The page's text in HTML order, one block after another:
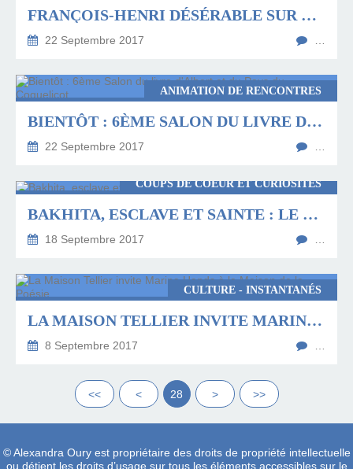
FRANÇOIS-HENRI DÉSÉRABLE SUR LES TRACES DE L'INCERTAIN M. PIEKIELNY
22 Septembre 2017
ANIMATION DE RENCONTRES
BIENTÔT : 6ÈME SALON DU LIVRE D'ALBERT ET DU PAYS DU COQUELICOT
22 Septembre 2017
COUPS DE COEUR ET CURIOSITÉS
BAKHITA, ESCLAVE ET SAINTE : LE ROMAN DE VÉRONIQUE OLMI
18 Septembre 2017
CULTURE - INSTANTANÉS
LA MAISON TELLIER INVITE MARINA HANDS À LA MAISON DE LA POÉSIE
8 Septembre 2017
<< < 28 > >>
© Alexandra Oury est propriétaire des droits de propriété intellectuelle
ou détient les droits d’usage sur tous les éléments accessibles sur le